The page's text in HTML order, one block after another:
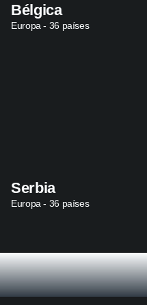
Bélgica
Europa - 36 países
Serbia
Europa - 36 países